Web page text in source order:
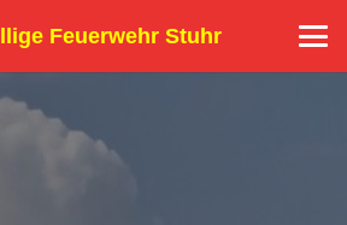
Feuerwehr Stuhr